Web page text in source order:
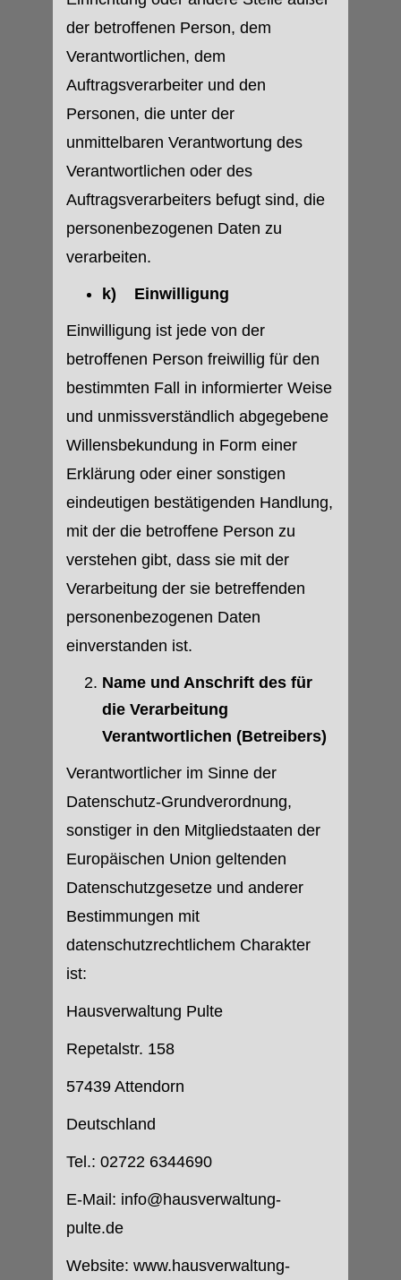
der betroffenen Person, dem
Verantwortlichen, dem
Auftragsverarbeiter und den
Personen, die unter der
unmittelbaren Verantwortung des
Verantwortlichen oder des
Auftragsverarbeiters befugt sind, die
personenbezogenen Daten zu
verarbeiten.
k) Einwilligung
Einwilligung ist jede von der
betroffenen Person freiwillig für den
bestimmten Fall in informierter Weise
und unmissverständlich abgegebene
Willensbekundung in Form einer
Erklärung oder einer sonstigen
eindeutigen bestätigenden Handlung,
mit der die betroffene Person zu
verstehen gibt, dass sie mit der
Verarbeitung der sie betreffenden
personenbezogenen Daten
einverstanden ist.
Name und Anschrift des für
die Verarbeitung
Verantwortlichen (Betreibers)
Verantwortlicher im Sinne der
Datenschutz-Grundverordnung,
sonstiger in den Mitgliedstaaten der
Europäischen Union geltenden
Datenschutzgesetze und anderer
Bestimmungen mit
datenschutzrechtlichem Charakter
ist:
Hausverwaltung Pulte
Repetalstr. 158
57439 Attendorn
Deutschland
Tel.: 02722 6344690
E-Mail: info@hausverwaltung-
pulte.de
Website: www.hausverwaltung-